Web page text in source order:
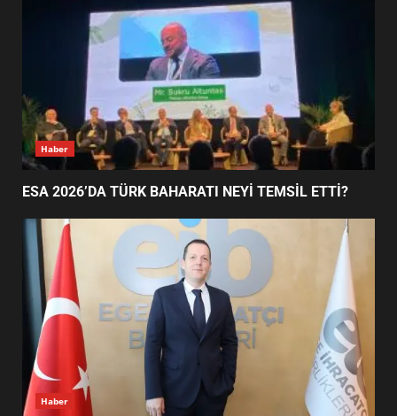
DEĞİŞECEK?
4
EDREMİT’İN GURURU TÜRKİYE
FİNALİNDE NE BAŞARDI?
5
UZATILDI: NE DEĞİŞTİ?
6
BURHANİYE SATRANÇ
TURNUVASI KAYITLARI NEYİ
DEĞİŞTİRİYOR?
Haber
ESA 2026’DA TÜRK BAHARATI NEYİ TEMSİL ETTİ?
Haber